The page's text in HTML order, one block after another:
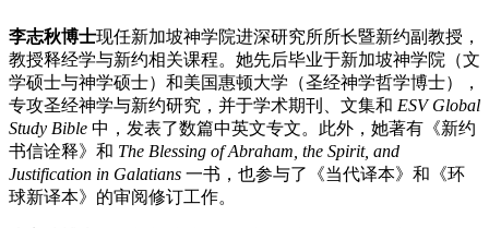
李志秋博士现任新加坡神学院进深研究所所长暨新约副教授，
教授释经学与新约相关课程。她先后毕业于新加坡神学院（文
学硕士与神学硕士）和美国惠顿大学（圣经神学哲学博士），
专攻圣经神学与新约研究，并于学术期刊、文集和 ESV Global
Study Bible 中，发表了数篇中英文专文。此外，她著有《新约
书信诠释》和 The Blessing of Abraham, the Spirit, and
Justification in Galatians 一书，也参与了《当代译本》和《环
球新译本》的审阅修订工作。